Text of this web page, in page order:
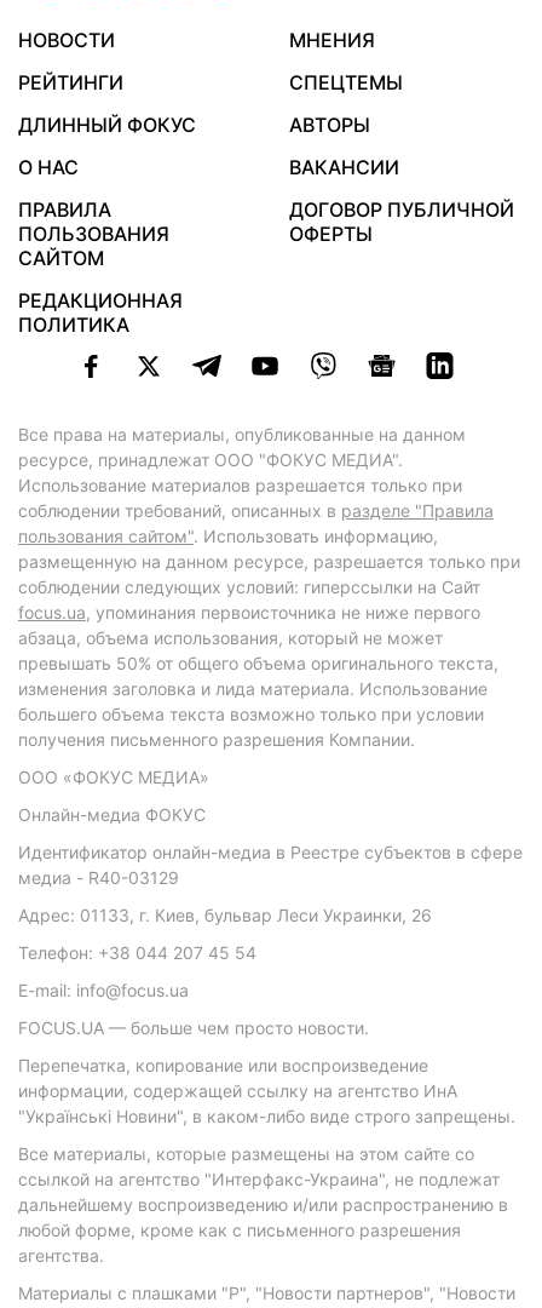
НОВОСТИ
МНЕНИЯ
РЕЙТИНГИ
СПЕЦТЕМЫ
ДЛИННЫЙ ФОКУС
АВТОРЫ
О НАС
ВАКАНСИИ
ПРАВИЛА
ПОЛЬЗОВАНИЯ
САЙТОМ
ДОГОВОР ПУБЛИЧНОЙ
ОФЕРТЫ
РЕДАКЦИОННАЯ
ПОЛИТИКА
Все права на материалы, опубликованные на данном
ресурсе, принадлежат ООО "ФОКУС МЕДИА".
Использование материалов разрешается только при
соблюдении требований, описанных в разделе "Правила
пользования сайтом". Использовать информацию,
размещенную на данном ресурсе, разрешается только при
соблюдении следующих условий: гиперссылки на Сайт
focus.ua, упоминания первоисточника не ниже первого
абзаца, объема использования, который не может
превышать 50% от общего объема оригинального текста,
изменения заголовка и лида материала. Использование
большего объема текста возможно только при условии
получения письменного разрешения Компании.
ООО «ФОКУС МЕДИА»
Онлайн-медиа ФОКУС
Идентификатор онлайн-медиа в Реестре субъектов в сфере
медиа - R40-03129
Адрес: 01133, г. Киев, бульвар Леси Украинки, 26
Телефон: +38 044 207 45 54
E-mail: info@focus.ua
FOCUS.UA — больше чем просто новости.
Перепечатка, копирование или воспроизведение
информации, содержащей ссылку на агентство ИнА
"Українські Новини", в каком-либо виде строго запрещены.
Все материалы, которые размещены на этом сайте со
ссылкой на агентство "Интерфакс-Украина", не подлежат
дальнейшему воспроизведению и/или распространению в
любой форме, кроме как с письменного разрешения
агентства.
Материалы с плашками "Р", "Новости партнеров", "Новости